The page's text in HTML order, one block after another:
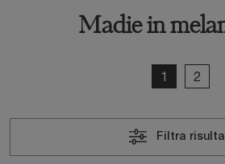
Madie in
1 2
Filtra